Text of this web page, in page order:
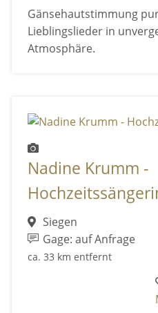
Gänsehautstimmung
Lieblingslieder in
Atmosphäre.
Nadine Krumm -
Siegen
Gage: auf Anfrage
ca. 33 km entfernt